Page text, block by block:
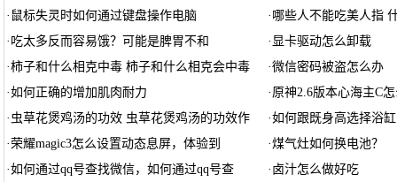
· 鼠标失灵时如何通过键盘操作电脑 · 哪些人不能吃美人指
· 吃太多反而容易饿？可能是脾胃不和 · 显卡驱动怎么卸载
·柿子和什么相克中毒 柿子和什么相克会中毒 ·微信密码被盗怎么办
·如何正确的增加肌肉耐力 · 原神2.6版本心海主C
· 虫草花煲鸡汤的功效 虫草花煲鸡汤的功效作 ·如何跟既身高选择浴
· 荣耀magic3怎么设置动态息屏，体验到 ·煤气灶如何换电池？
·如何通过qq号查找微信，如何通过qq号查 · 卤汁怎么做好吃